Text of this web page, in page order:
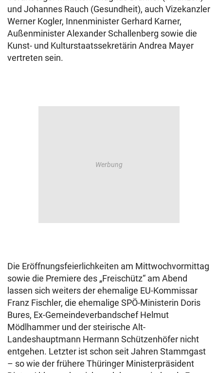
und Johannes Rauch (Gesundheit), auch Vizekanzler
Werner Kogler, Innenminister Gerhard Karner,
Außenminister Alexander Schallenberg sowie die
Kunst- und Kulturstaatssekretärin Andrea Mayer
vertreten sein.
Die Eröffnungsfeierlichkeiten am Mittwochvormittag
sowie die Premiere des „Freischütz“ am Abend
lassen sich weiters der ehemalige EU-Kommissar
Franz Fischler, die ehemalige SPÖ-Ministerin Doris
Bures, Ex-Gemeindeverbandschef Helmut
Mödlhammer und der steirische Alt-
Landeshauptmann Hermann Schützenhöfer nicht
entgehen. Letzter ist schon seit Jahren Stammgast
– so wie der frühere Thüringer Ministerpräsident